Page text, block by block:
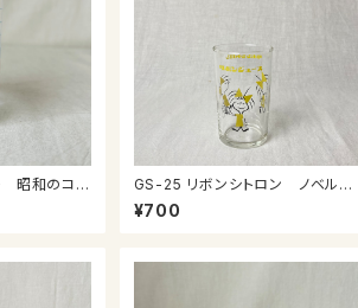
GS-25 リボンシトロン ノベルテ
ィグラス
¥700